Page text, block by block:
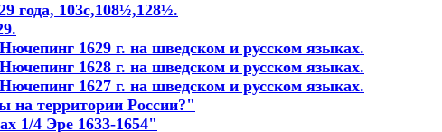
года, 103c,108½,128½.
1629 г. на шведском и русском языках.
1628 г. на шведском и русском языках.
1627 г. на шведском и русском языках.
на территории России?"
1/4 Эре 1633-1654"